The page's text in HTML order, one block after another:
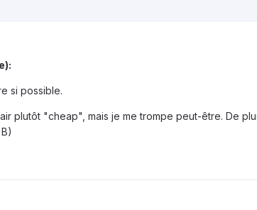
si possible.
plutôt "cheap", mais je me trompe peut-être. De